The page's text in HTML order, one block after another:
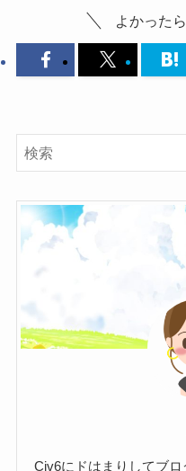
よかった
Civ6にドはまりしてブ